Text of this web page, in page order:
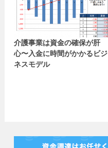
介護事業は資金の確保が肝
心〜入金に時間がかかるビジ
ネスモデル